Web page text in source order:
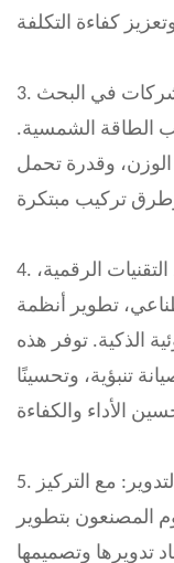
3. تقنيات التركيب المتقدمة: تستثمر الشركات في البحث
الطاقة الشمسية.
وقدرة تحمل
4. الرقمنة والحلول الذكية: يتيح اعتماد التقنيات الرقمية،
تطوير أنظمة
الذكية. توفر هذه
تنبؤية، وتحسينًا
5. الحلول المستدامة والقابلة لإعادة التدوير: مع التركيز
المصنعون بتطوير
تدويرها وتصميمها